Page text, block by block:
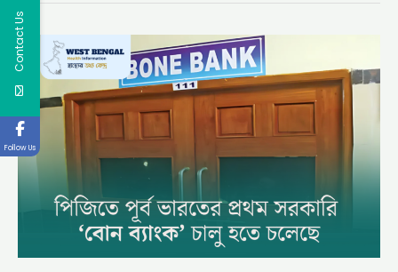
First
Government
Bone
Bank
in
Eastern
India
at
Hospital
Contact Us
Follow Us